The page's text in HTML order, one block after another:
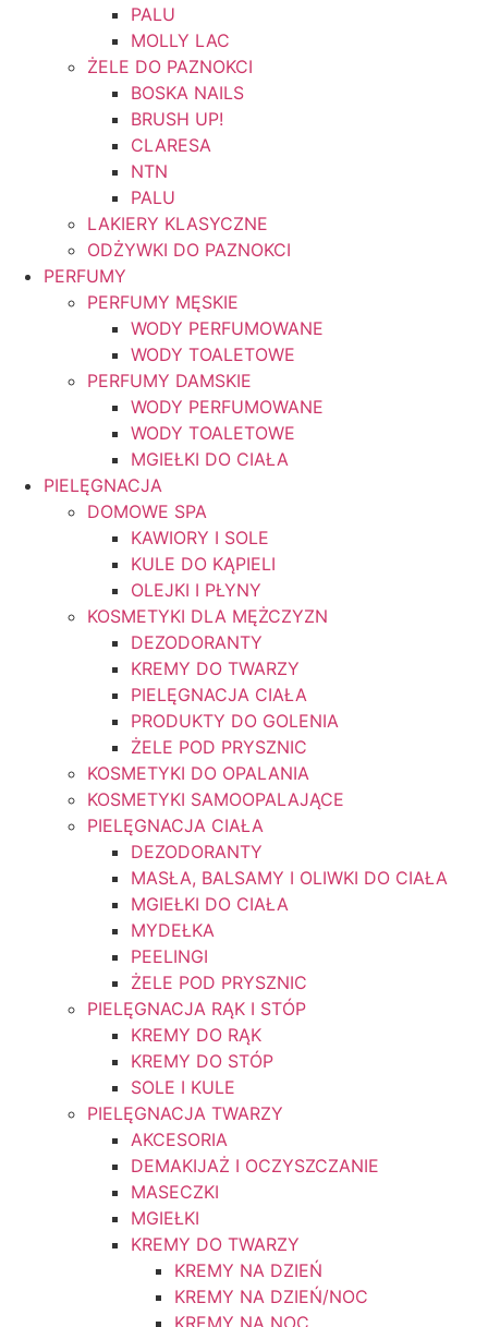
PALU
MOLLY LAC
ŻELE DO PAZNOKCI
BOSKA NAILS
BRUSH UP!
CLARESA
NTN
PALU
LAKIERY KLASYCZNE
ODŻYWKI DO PAZNOKCI
PERFUMY
PERFUMY MĘSKIE
WODY PERFUMOWANE
WODY TOALETOWE
PERFUMY DAMSKIE
WODY PERFUMOWANE
WODY TOALETOWE
MGIEŁKI DO CIAŁA
PIELĘGNACJA
DOMOWE SPA
KAWIORY I SOLE
KULE DO KĄPIELI
OLEJKI I PŁYNY
KOSMETYKI DLA MĘŻCZYZN
DEZODORANTY
KREMY DO TWARZY
PIELĘGNACJA CIAŁA
PRODUKTY DO GOLENIA
ŻELE POD PRYSZNIC
KOSMETYKI DO OPALANIA
KOSMETYKI SAMOOPALAJĄCE
PIELĘGNACJA CIAŁA
DEZODORANTY
MASŁA, BALSAMY I OLIWKI DO CIAŁA
MGIEŁKI DO CIAŁA
MYDEŁKA
PEELINGI
ŻELE POD PRYSZNIC
PIELĘGNACJA RĄK I STÓP
KREMY DO RĄK
KREMY DO STÓP
SOLE I KULE
PIELĘGNACJA TWARZY
AKCESORIA
DEMAKIJAŻ I OCZYSZCZANIE
MASECZKI
MGIEŁKI
KREMY DO TWARZY
KREMY NA DZIEŃ
KREMY NA DZIEŃ/NOC
KREMY NA NOC